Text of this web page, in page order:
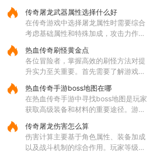
电术是一个核心输出技能，能够对远距
离目标造成高额伤害，因此在技
传奇屠龙武器属性选择什么好
在传奇游戏中选择屠龙属性时需要综合
考虑基础属性和特殊加成，攻击力作为
关注，它能有效提升玩家对战各类敌人
的效率。屠龙武器普遍具备较
热血传奇刷怪黄金点
各位冒险者，掌握高效的刷怪方法对提
升实力至关重要。首先需要了解游戏中
地是经验丰富的玩家经常光顾的场所，
这些地方的怪物刷新频率较高
热血传奇手游boss地图在哪
在热血传奇手游中寻找boss地图是玩家
获取高级装备和材料的重要途径。游戏
要包括矿洞、沃玛寺庙、祖玛寺庙、石
墓等地。矿洞分为不同层次，每层
传奇屠龙伤害怎么算
伤害计算主要基于角色属性、装备加成
以及战斗机制的综合作用。玩家等级和